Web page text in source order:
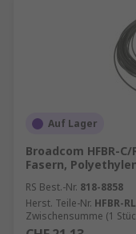
Auf Lager
Broadcom HFBR-C/
Fasern,
RS Best.-Nr. 818-8858
Herst. Teile-Nr. HFBR-
Zwischensumme (1